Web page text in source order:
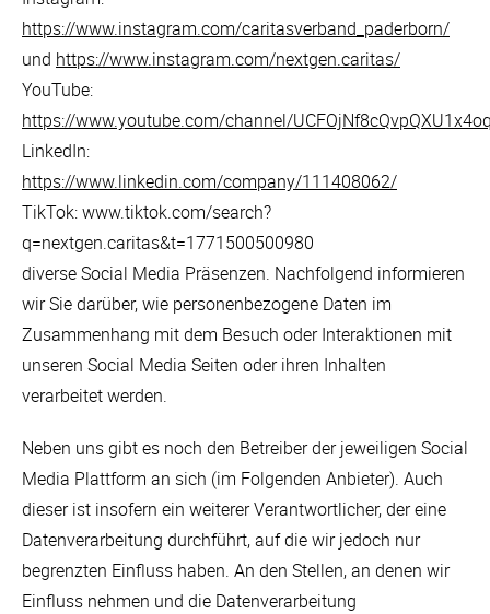
https://www.instagram.com/caritasverband_paderborn/
und https://www.instagram.com/nextgen.caritas/
YouTube:
https://www.youtube.com/channel/
LinkedIn:
https://www.linkedin.com/company/111408062/
TikTok:www.tiktok.com/search?
q=nextgen.caritas&t=1771500500980
diverse Social Media Präsenzen. Nachfolgend informieren
wir Sie darüber, wie personenbezogene Daten im
Zusammenhang mit dem Besuch oder Interaktionen mit
unseren Social Media Seiten oder ihren Inhalten
verarbeitet werden.
Neben uns gibt es noch den Betreiber der jeweiligen Social
Media Plattform an sich (im Folgenden Anbieter). Auch
dieser ist insofern ein weiterer Verantwortlicher, der eine
Datenverarbeitung durchführt, auf die wir jedoch nur
begrenzten Einfluss haben. An den Stellen, an denen wir
Einfluss nehmen und die Datenverarbeitung